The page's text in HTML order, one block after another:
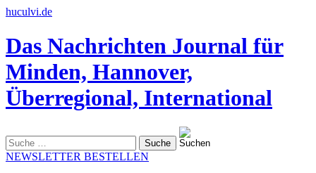
huculvi.de
Das Nachrichten Journal für
Minden, Hannover,
Überregional, International
nach:
NEWSLETTER BESTELLEN